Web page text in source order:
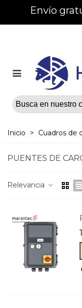
Envío
Inicio > Cuadros de
PUENTES DE
Relevancia